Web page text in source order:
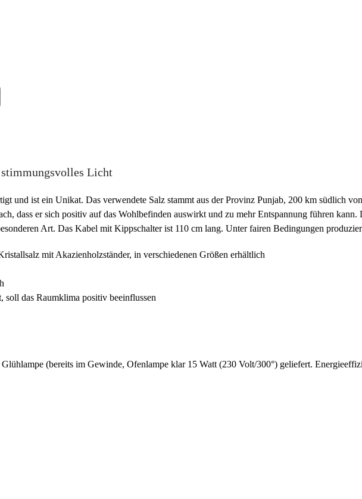
Licht
und ist ein Unikat. Das verwendete Salz stammt aus der Provinz Punjab, 200 km südlich
dass er sich positiv auf das Wohlbefinden auswirkt und zu mehr Entspannung führen
Art. Das Kabel mit Kippschalter ist 110 cm lang. Unter fairen Bedingungen
mit Akazienholzständer, in verschiedenen Größen erhältlich
soll das Raumklima positiv beeinflussen
(bereits im Gewinde, Ofenlampe klar 15 Watt (230 Volt/300°) geliefert.